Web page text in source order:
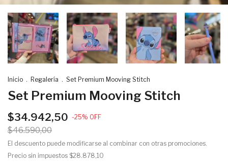
Inicio . Regalería . Set Premium Mooving Stitch
Set Premium Mooving Stitch
$34.942,50 -25% OFF
$46.590,00
El descuento puede modificarse al combinar con otras promociones.
Precio sin impuestos $28.878,10